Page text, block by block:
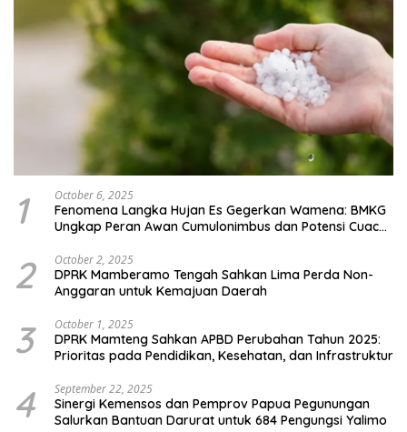
1 October 6, 2025
Fenomena Langka Hujan Es Gegerkan Wamena: BMKG
Ungkap Peran Awan Cumulonimbus dan Potensi Cuaca
2 October 2, 2025
DPRK Mamberamo Tengah Sahkan Lima Perda Non-
Anggaran untuk Kemajuan Daerah
3 October 1, 2025
DPRK Mamteng Sahkan APBD Perubahan Tahun 2025:
Prioritas pada Pendidikan, Kesehatan, dan Infrastruktur
4 September 22, 2025
Sinergi Kemensos dan Pemprov Papua Pegunungan
Salurkan Bantuan Darurat untuk 684 Pengungsi Yalimo